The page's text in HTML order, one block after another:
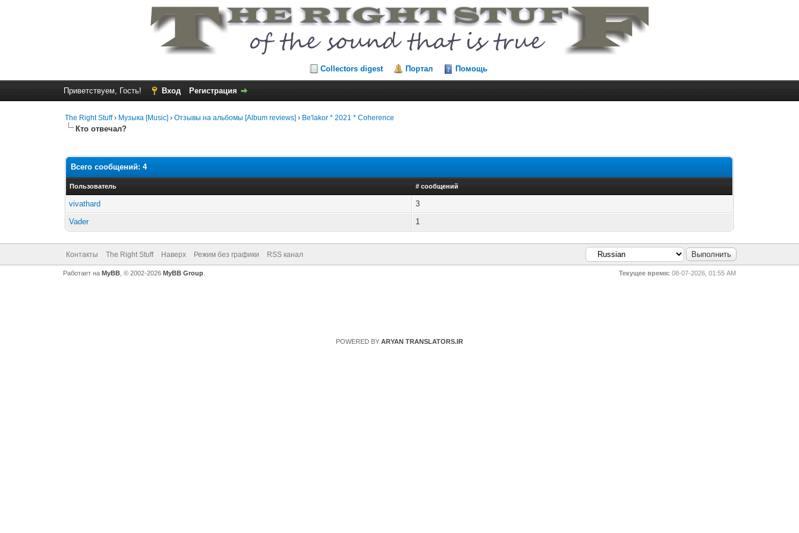
Collectors digest Портал Помощь
Приветствуем, Гость! Вход Регистрация
The Right Stuff› Музыка [Music] ›Отзывы на альбомы [Album reviews] › Be'lakor * 2021 * Coherence
Кто отвечал?
Всего сообщений: 4
Пользователь # сообщений
vivathard
3
Vader
1
Контакты The Right Stuff Наверх Режим без графики RSS канал
Текущее время: 08-07-2026, 01:55 AM
Работает на MyBB, © 2002-2026 MyBB Group.
POWERED BY ARYAN TRANSLATORS.IR